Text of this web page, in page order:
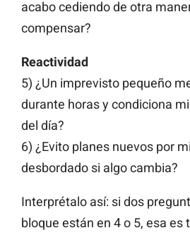
acabo cediendo de otra
compensar?
Reactividad
5) ¿Un imprevisto pequeño
durante horas y condiciona
del día?
6) ¿Evito planes nuevos por
desbordado si algo cambia?
Interprétalo así: si dos
bloque están en 4 o 5, esa es